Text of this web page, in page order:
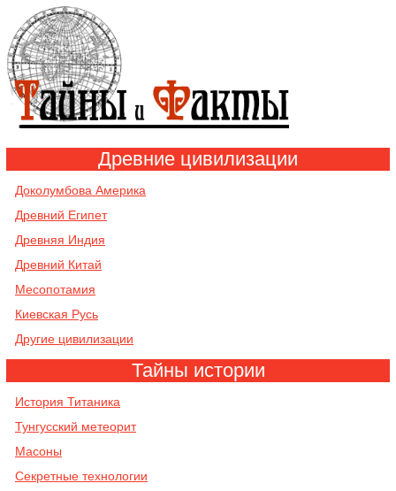
Древние цивилизации
Доколумбова Америка
Древний Египет
Древняя Индия
Древний Китай
Месопотамия
Киевская Русь
Другие цивилизации
Тайны истории
История Титаника
Тунгусский метеорит
Масоны
Секретные технологии